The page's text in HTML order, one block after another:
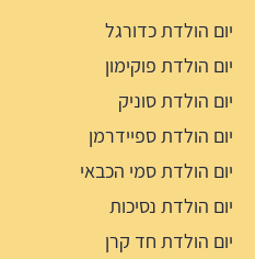
יום הולדת כדורגל
יום הולדת פוקימון
יום הולדת סוניק
יום הולדת ספיידרמן
יום הולדת סמי הכבאי
יום הולדת נסיכות
יום הולדת חד קרן